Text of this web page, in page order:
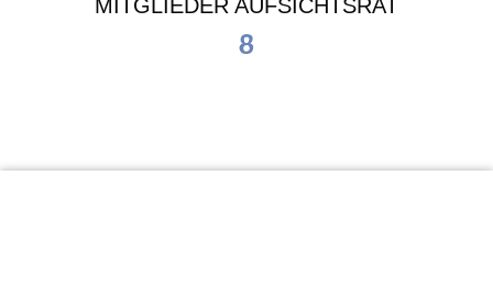
MITGLIEDER AUFSICHTSRAT
8